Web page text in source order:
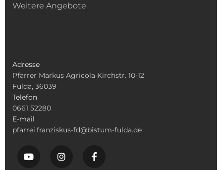
Weitere Angebote
Adresse
Pfarrer Markus Agricola Kirchstr. 10-12
Fulda, 36039
Telefon
0661 52280
E-mail
pfarrei.franziskus-fd@bistum-fulda.de